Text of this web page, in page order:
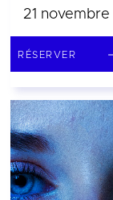
21
RÉSERVER